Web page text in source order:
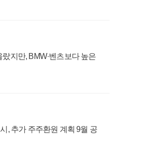
지만, BMW·벤츠보다 높은
, 추가 주주환원 계획 9월 공